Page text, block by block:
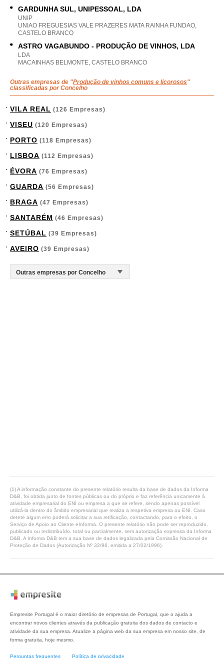
GARDUNHA SUL, UNIPESSOAL, LDA
UNIP
UNIAO FREGUESIAS VALE PRAZERES MATA RAINHA FUNDAO,
CASTELO BRANCO
ASTRO VAGABUNDO - PRODUÇÃO DE VINHOS, LDA
LDA
MACAINHAS BELMONTE, CASTELO BRANCO
Outras empresas de "Produção de vinhos comuns e licorosos"
classificadas por Concelho
VILA REAL (126 Empresas)
VISEU (120 Empresas)
PORTO (118 Empresas)
LISBOA (112 Empresas)
ÉVORA (76 Empresas)
GUARDA (56 Empresas)
BRAGA (47 Empresas)
SANTARÉM (46 Empresas)
SETÚBAL (39 Empresas)
AVEIRO (39 Empresas)
(1) A informação constante do presente relatório resulta da base de dados da Informa
D&B, foi obtida junto de fontes públicas ou do próprio e faz referência unicamente à
atividade empresarial do ENI ou empresa a que se refere, sendo apenas possível
utilizá-la dentro do âmbito empresarial que realiza a respetiva empresa ou ENI. Caso
detete algum erro poderá solicitar a sua retificação, contactando, para o efeito, o
Serviço de Apoio ao Cliente eInforma. O presente relatório não pode ser reproduzido,
publicado ou redistribuído, total ou parcialmente, sem autorização expressa da Informa
D&B. A Informa D&B tem a sua base de dados legalizada pela Comissão Nacional de
Proteção de Dados (Autorização Nº 32/96, emitida a 27/02/1996).
Empresite Portugal é o maior diretório de empresas de Portugal, que o ajuda a
encontrar novos clientes através da publicação gratuita dos dados de contacto e
atividade da sua empresa. Atualize a página web da sua empresa em nosso site, de
forma gratuita, hoje mesmo.
Perguntas frequentes Política de privacidade